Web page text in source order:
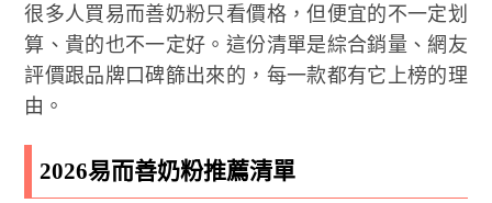
很多人買易而善奶粉只看價格，但便宜的不一定划
算、貴的也不一定好。這份清單是綜合銷量、網友
評價跟品牌口碑篩出來的，每一款都有它上榜的理
由。
2026易而善奶粉推薦清單